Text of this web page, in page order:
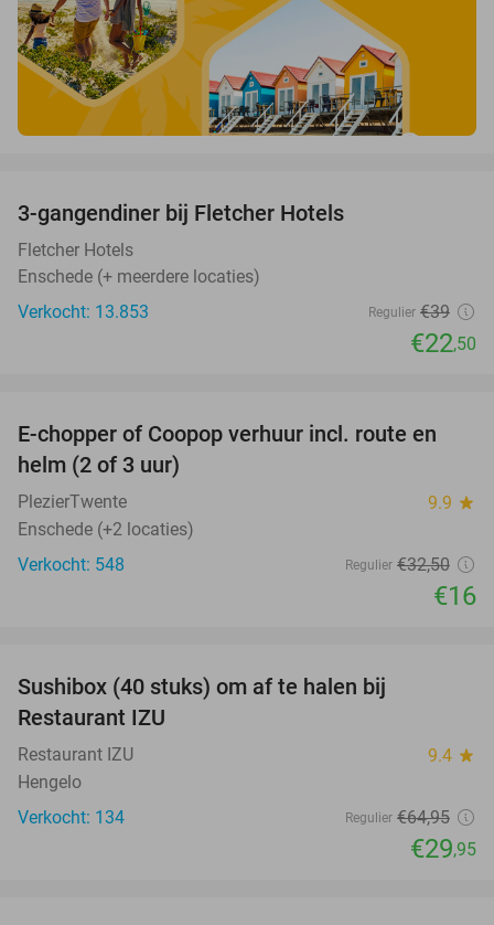
3-gangendiner bij Fletcher Hotels
Fletcher Hotels
Enschede (+ meerdere locaties)
Verkocht: 13.853
Regulier €39
€22,50
51%
E-chopper of Coopop verhuur incl. route en
helm (2 of 3 uur)
PlezierTwente 9.9 star
Enschede (+2 locaties)
Verkocht: 548
Regulier €32,50
€16
Sushibox (40 stuks) om af te halen bij
Restaurant IZU
Restaurant IZU 9.4 star
Hengelo
Verkocht: 134
Regulier €64,95
€29,95